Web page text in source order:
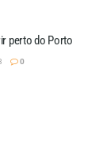
perto do Porto
0